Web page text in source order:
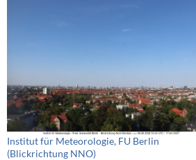
Institut für Meteorologie, FU Berlin
(Blickrichtung NNO)